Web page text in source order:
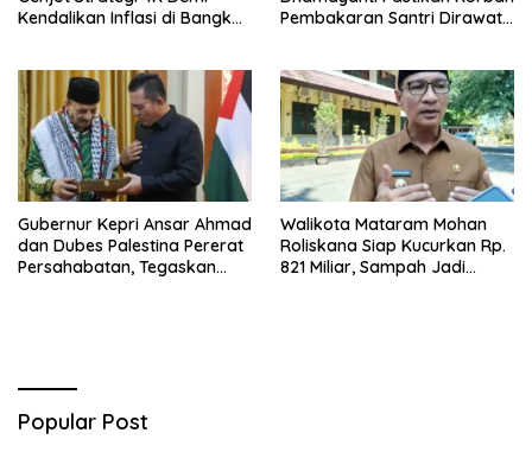
Kendalikan Inflasi di Bangka
Pembakaran Santri Dirawat
Gubernur Kepri Ansar Ahmad
dan Dubes Palestina Pererat
Persahabatan, Tegaskan
Walikota Mataram Mohan
Roliskana Siap Kucurkan Rp.
821 Miliar, Sampah Jadi
Popular Post